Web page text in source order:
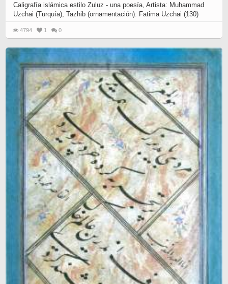
Caligrafía islámica estilo Zuluz - una poesía, Artista: Muhammad
Uzchai (Turquía), Tazhib (ornamentación): Fatima Uzchai (130)
4794 1 0